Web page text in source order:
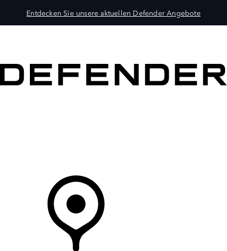
Entdecken Sie unsere aktuellen Defender Angebote